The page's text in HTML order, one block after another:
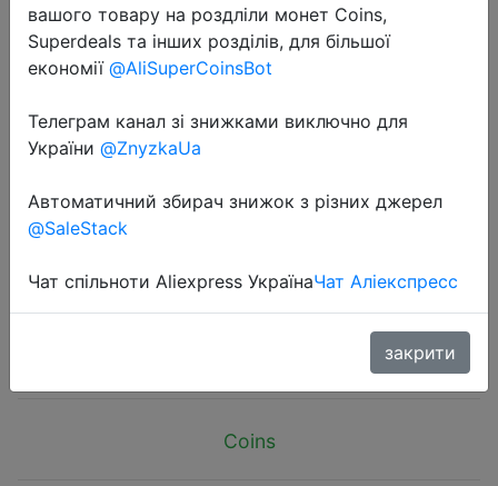
2024-10-23
Tube Top Beautiful Back Seamless
Adjustable Shoulder Strap No Steel
Ring Sports Underwear Women
Coins
вашого товару на роздліли монет Coins,
Superdeals та інших розділів, для більшої
економії @AliSuperCoinsBot
Телеграм канал зі знижками виключно для
України @ZnyzkaUa
Автоматичний збирач знижок з різних джерел
@SaleStack
Чат спільноти Aliexpress УкраїнаЧат Аліекспресс
закрити